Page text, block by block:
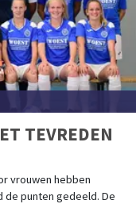
TEVREDEN
vrouwen hebben
de punten gedeeld. De